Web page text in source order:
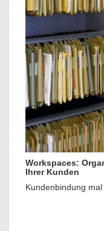
Workspaces:
Ihrer Kunden
Kundenbindung